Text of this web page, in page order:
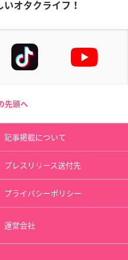
オタクライフ！
先頭へ
記事掲載について
プレスリリース送付先
プライバシーポリシー
運営会社